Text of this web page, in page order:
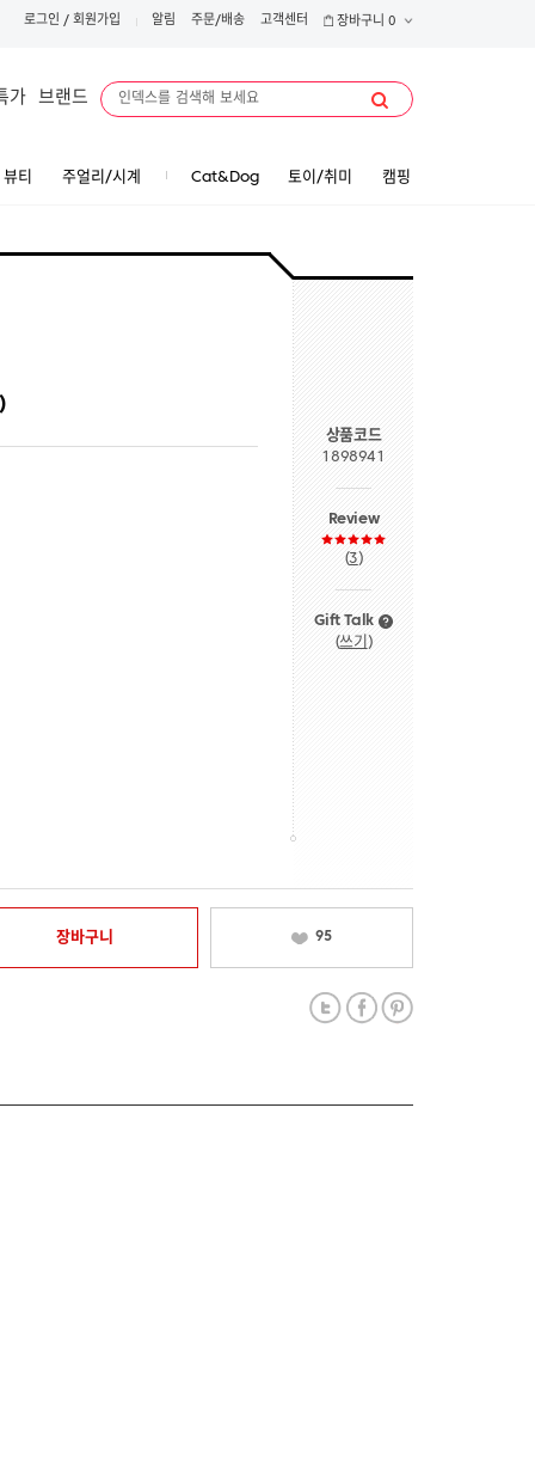
로그인 / 회원가입 알림 주문/배송 고객센터 장바구니 0
가 브랜드
뷰티 주얼리/시계 Cat&Dog 토이/취미 캠핑
상품코드
1898941
Review
(3)
Gift Talk
(쓰기 )
장바구니 95